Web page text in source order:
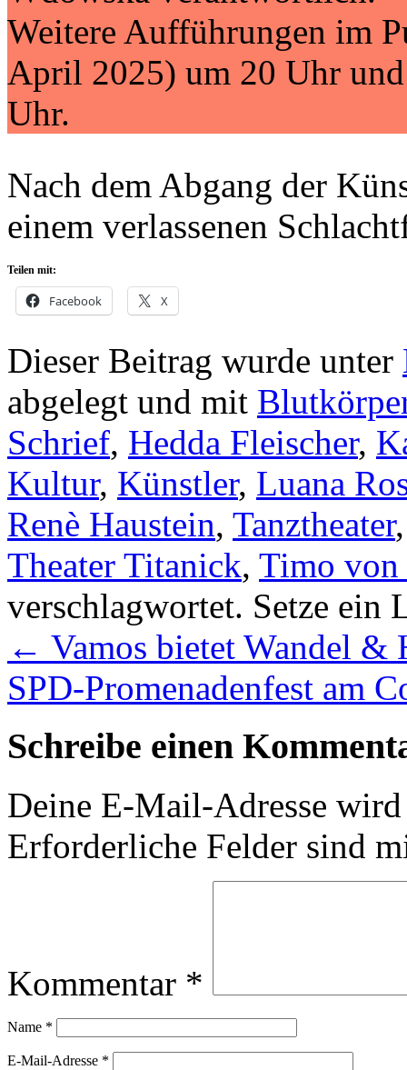
Weitere Aufführungen im
April 2025) um 20 Uhr
Uhr.
Nach dem Abgang der
einem verlassenen
Teilen mit:
Facebook X
Dieser Beitrag wurde unter
abgelegt und mit
Schrief, Hedda Fleischer,
Kultur, Künstler, Luana
Renè Haustein, Tanztheater
Theater Titanick, Timo von
verschlagwortet. Setze ein
← Vamos bietet Wandel &
SPD-Promenadenfest am
Schreibe einen
Deine E-Mail-Adresse
Erforderliche Felder sind
Kommentar *
Name *
E-Mail-Adresse *